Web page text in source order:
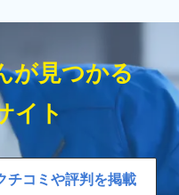
が見つかる
イト
チコミや評判を掲載